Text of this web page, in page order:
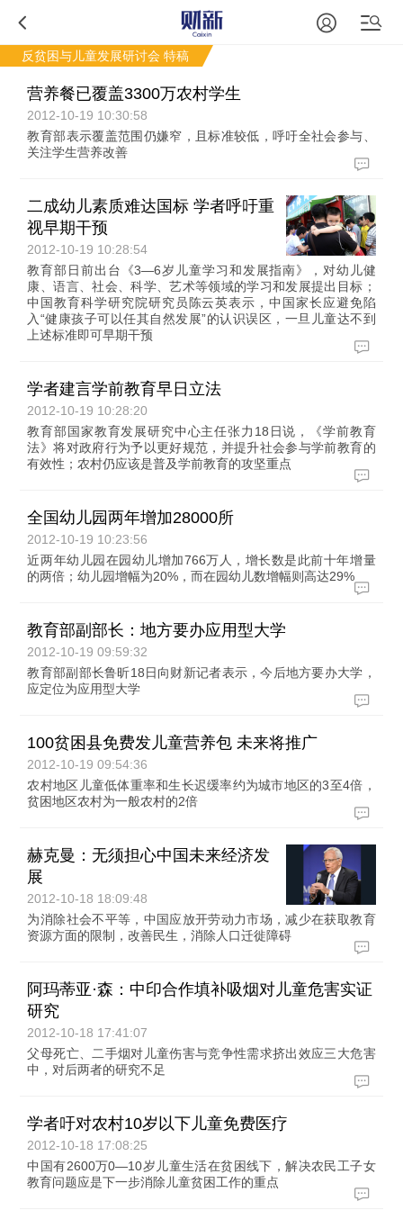
反贫困与儿童发展研讨会 特稿
营养餐已覆盖3300万农村学生
2012-10-19 10:30:58
教育部表示覆盖范围仍嫌窄，且标准较低，呼吁全社会参与、
关注学生营养改善
二成幼儿素质难达国标 学者呼吁重
视早期干预
2012-10-19 10:28:54
教育部日前出台《3—6岁儿童学习和发展指南》，对幼儿健
康、语言、社会、科学、艺术等领域的学习和发展提出目标；
中国教育科学研究院研究员陈云英表示，中国家长应避免陷
入“健康孩子可以任其自然发展”的认识误区，一旦儿童达不到
上述标准即可早期干预
学者建言学前教育早日立法
2012-10-19 10:28:20
教育部国家教育发展研究中心主任张力18日说，《学前教育
法》将对政府行为予以更好规范，并提升社会参与学前教育的
有效性；农村仍应该是普及学前教育的攻坚重点
全国幼儿园两年增加28000所
2012-10-19 10:23:56
近两年幼儿园在园幼儿增加766万人，增长数是此前十年增量
的两倍；幼儿园增幅为20%，而在园幼儿数增幅则高达29%
教育部副部长：地方要办应用型大学
2012-10-19 09:59:32
教育部副部长鲁昕18日向财新记者表示，今后地方要办大学，
应定位为应用型大学
100贫困县免费发儿童营养包 未来将推广
2012-10-19 09:54:36
农村地区儿童低体重率和生长迟缓率约为城市地区的3至4倍，
贫困地区农村为一般农村的2倍
赫克曼：无须担心中国未来经济发
展
2012-10-18 18:09:48
为消除社会不平等，中国应放开劳动力市场，减少在获取教育
资源方面的限制，改善民生，消除人口迁徙障碍
阿玛蒂亚·森：中印合作填补吸烟对儿童危害实证
研究
2012-10-18 17:41:07
父母死亡、二手烟对儿童伤害与竞争性需求挤出效应三大危害
中，对后两者的研究不足
学者吁对农村10岁以下儿童免费医疗
2012-10-18 17:08:25
中国有2600万0—10岁儿童生活在贫困线下，解决农民工子女
教育问题应是下一步消除儿童贫困工作的重点